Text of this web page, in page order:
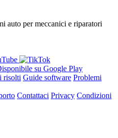
risolti Guide software Problemi
Contattaci Privacy Condizioni